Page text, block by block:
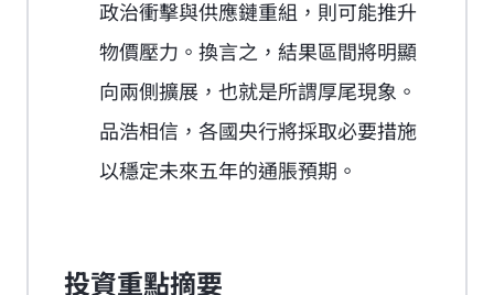
政治衝擊與供應鏈重組，則可能推升
物價壓力。換言之，結果區間將明顯
向兩側擴展，也就是所謂厚尾現象。
品浩相信，各國央行將採取必要措施
以穩定未來五年的通脹預期。
投資重點摘要